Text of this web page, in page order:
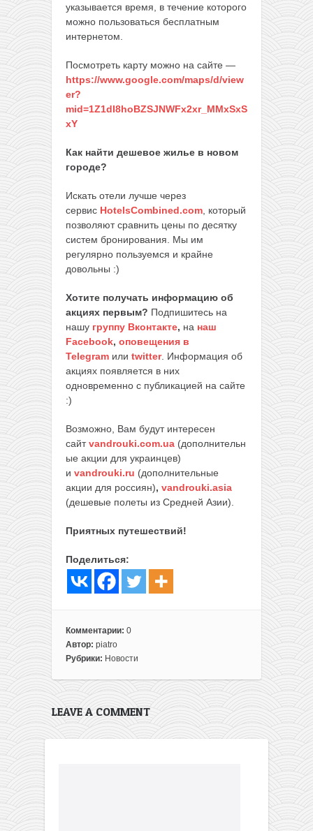
указывается время, в течение которого
можно пользоваться бесплатным
интернетом.
Посмотреть карту можно на сайте —
https://www.google.com/maps/d/view
er?
mid=1Z1dI8hoBZSJNWFx2xr_MMxSxS
xY
Как найти дешевое жилье в новом
городе?
Искать отели лучше через
сервис HotelsCombined.com, который
позволяют сравнить цены по десятку
систем бронирования. Мы им
регулярно пользуемся и крайне
довольны :)
Хотите получать информацию об
акциях первым? Подпишитесь на
нашу группу Вконтакте, на наш
Facebook, оповещения в
Telegram или twitter. Информация об
акциях появляется в них
одновременно с публикацией на сайте
:)
Возможно, Вам будут интересен
сайтvandrouki.com.ua (дополнительн
ые акции для украинцев)
и vandrouki.ru (дополнительные
акции для россиян), vandrouki.asia
(дешевые полеты из Средней Азии).
Приятных путешествий!
Поделиться:
Комментарии: 0
Автор: piatro
Рубрики: Новости
LEAVE A COMMENT